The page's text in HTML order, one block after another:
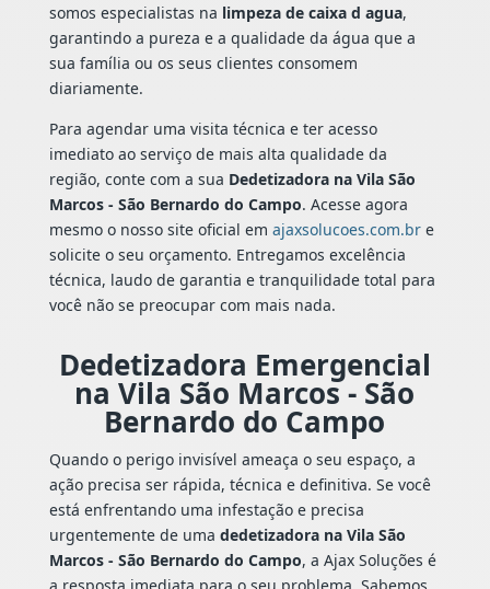
somos especialistas na limpeza de caixa d agua,
garantindo a pureza e a qualidade da água que a
sua família ou os seus clientes consomem
diariamente.
Para agendar uma visita técnica e ter acesso
imediato ao serviço de mais alta qualidade da
região, conte com a sua Dedetizadora na Vila São
Marcos - São Bernardo do Campo. Acesse agora
mesmo o nosso site oficial em ajaxsolucoes.com.bre
solicite o seu orçamento. Entregamos excelência
técnica, laudo de garantia e tranquilidade total para
você não se preocupar com mais nada.
Dedetizadora Emergencial
na Vila São Marcos - São
Bernardo do Campo
Quando o perigo invisível ameaça o seu espaço, a
ação precisa ser rápida, técnica e definitiva. Se você
está enfrentando uma infestação e precisa
urgentemente de uma dedetizadora na Vila São
Marcos - São Bernardo do Campo, a Ajax Soluções é